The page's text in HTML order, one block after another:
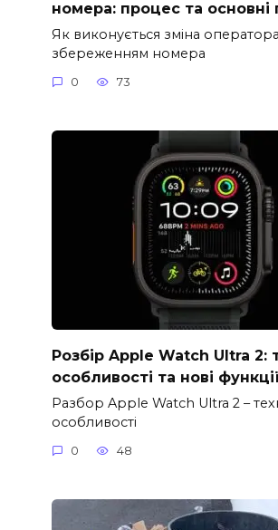
номера: процес та основні
Як виконується зміна оператора
збереженням номера
0 73
Розбір Apple Watch Ultra 2:
особливості та нові
Разбор Apple Watch Ultra 2 –
особливості
0 48